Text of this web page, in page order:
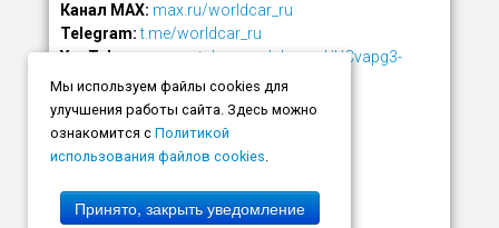
Канал MAX: max.ru/worldcar_ru
Telegram: t.me/worldcar_ru
YouTube:
www.youtube.com/channel/UCvapg3-
rZzjFLm7PMeMv2NQ
© 2004-2026www.worldcar.ru
Мы используем файлы cookies для
улучшения работы сайта. Здесь можно
ознакомится с Политикой
использования файлов cookies.
Принято, закрыть уведомление